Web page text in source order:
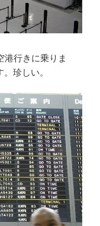
港行きに乗りま
珍しい。